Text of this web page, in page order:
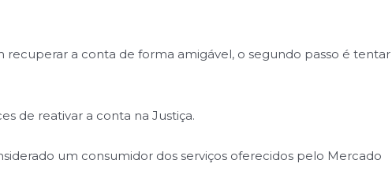
recuperar a conta de forma amigável, o segundo passo é tentar
de reativar a conta na Justiça.
um consumidor dos serviços oferecidos pelo Mercado